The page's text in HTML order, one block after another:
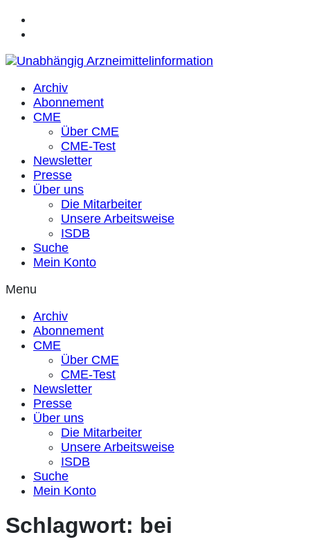
Archiv
Abonnement
CME
Über CME
CME-Test
Newsletter
Presse
Über uns
Die Mitarbeiter
Unsere Arbeitsweise
ISDB
Suche
Mein Konto
Menu
Archiv
Abonnement
CME
Über CME
CME-Test
Newsletter
Presse
Über uns
Die Mitarbeiter
Unsere Arbeitsweise
ISDB
Suche
Mein Konto
Schlagwort: bei